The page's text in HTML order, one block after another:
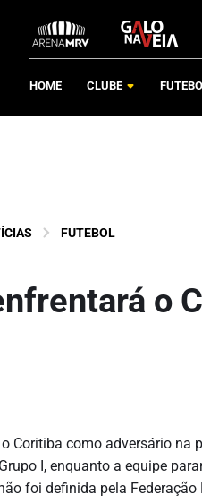
HOME CLUBE
FUTEBOL
o
Coritiba como adversário na
I, enquanto a equipe
foi definida pela Federação